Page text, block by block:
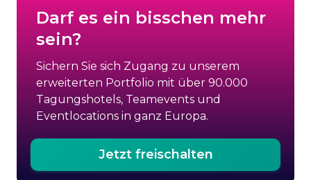
Darf es ein bisschen mehr
sein?
Sichern Sie sich Zugang zu unserem
erweiterten Portfolio mit über 90.000
Tagungshotels, Teamevents und
Eventlocations in ganz Europa.
Jetzt freischalten